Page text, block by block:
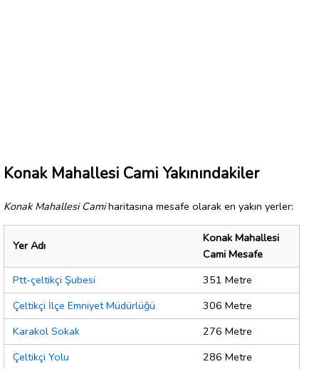
Konak Mahallesi Cami Yakınındakiler
Konak Mahallesi Camiharitasına mesafe olarak en yakın yerler:
Yer Adı
Konak Mahallesi
Cami Mesafe
Ptt-çeltikçi Şubesi
351 Metre
Çeltikçi İlçe Emniyet Müdürlüğü
306 Metre
Karakol Sokak
276 Metre
Çeltikçi Yolu
286 Metre